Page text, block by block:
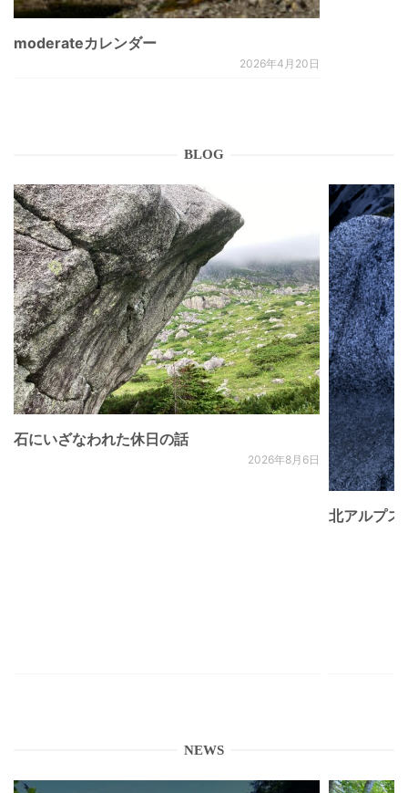
moderateカレンダー
2026年4月20日
BLOG
石にいざなわれた休日の話
2026年8月6日
北アルプ
NEWS